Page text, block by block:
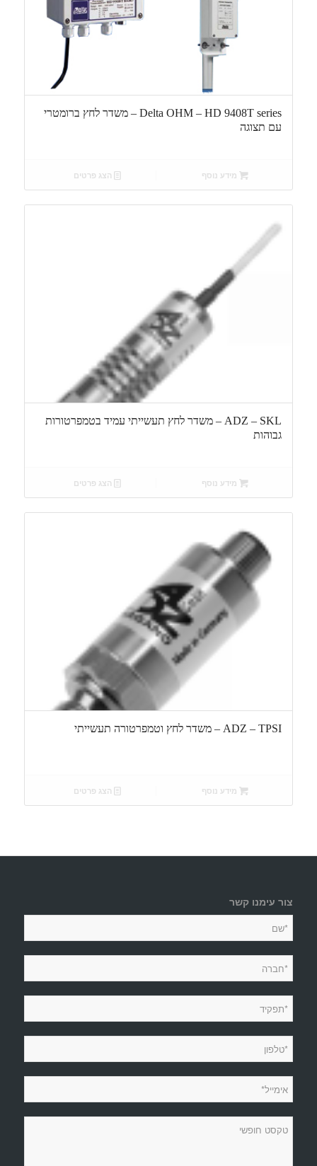
Delta OHM – HD 9408T series – משדר לחץ ברומטרי
עם תצוגה
מידע נוסף הצג פרטים
ADZ – SKL – משדר לחץ תעשייתי עמיד בטמפרטורות
גבוהות
מידע נוסף הצג פרטים
ADZ – TPSI – משדר לחץ וטמפרטורה תעשייתי
מידע נוסף הצג פרטים
צור עימנו קשר